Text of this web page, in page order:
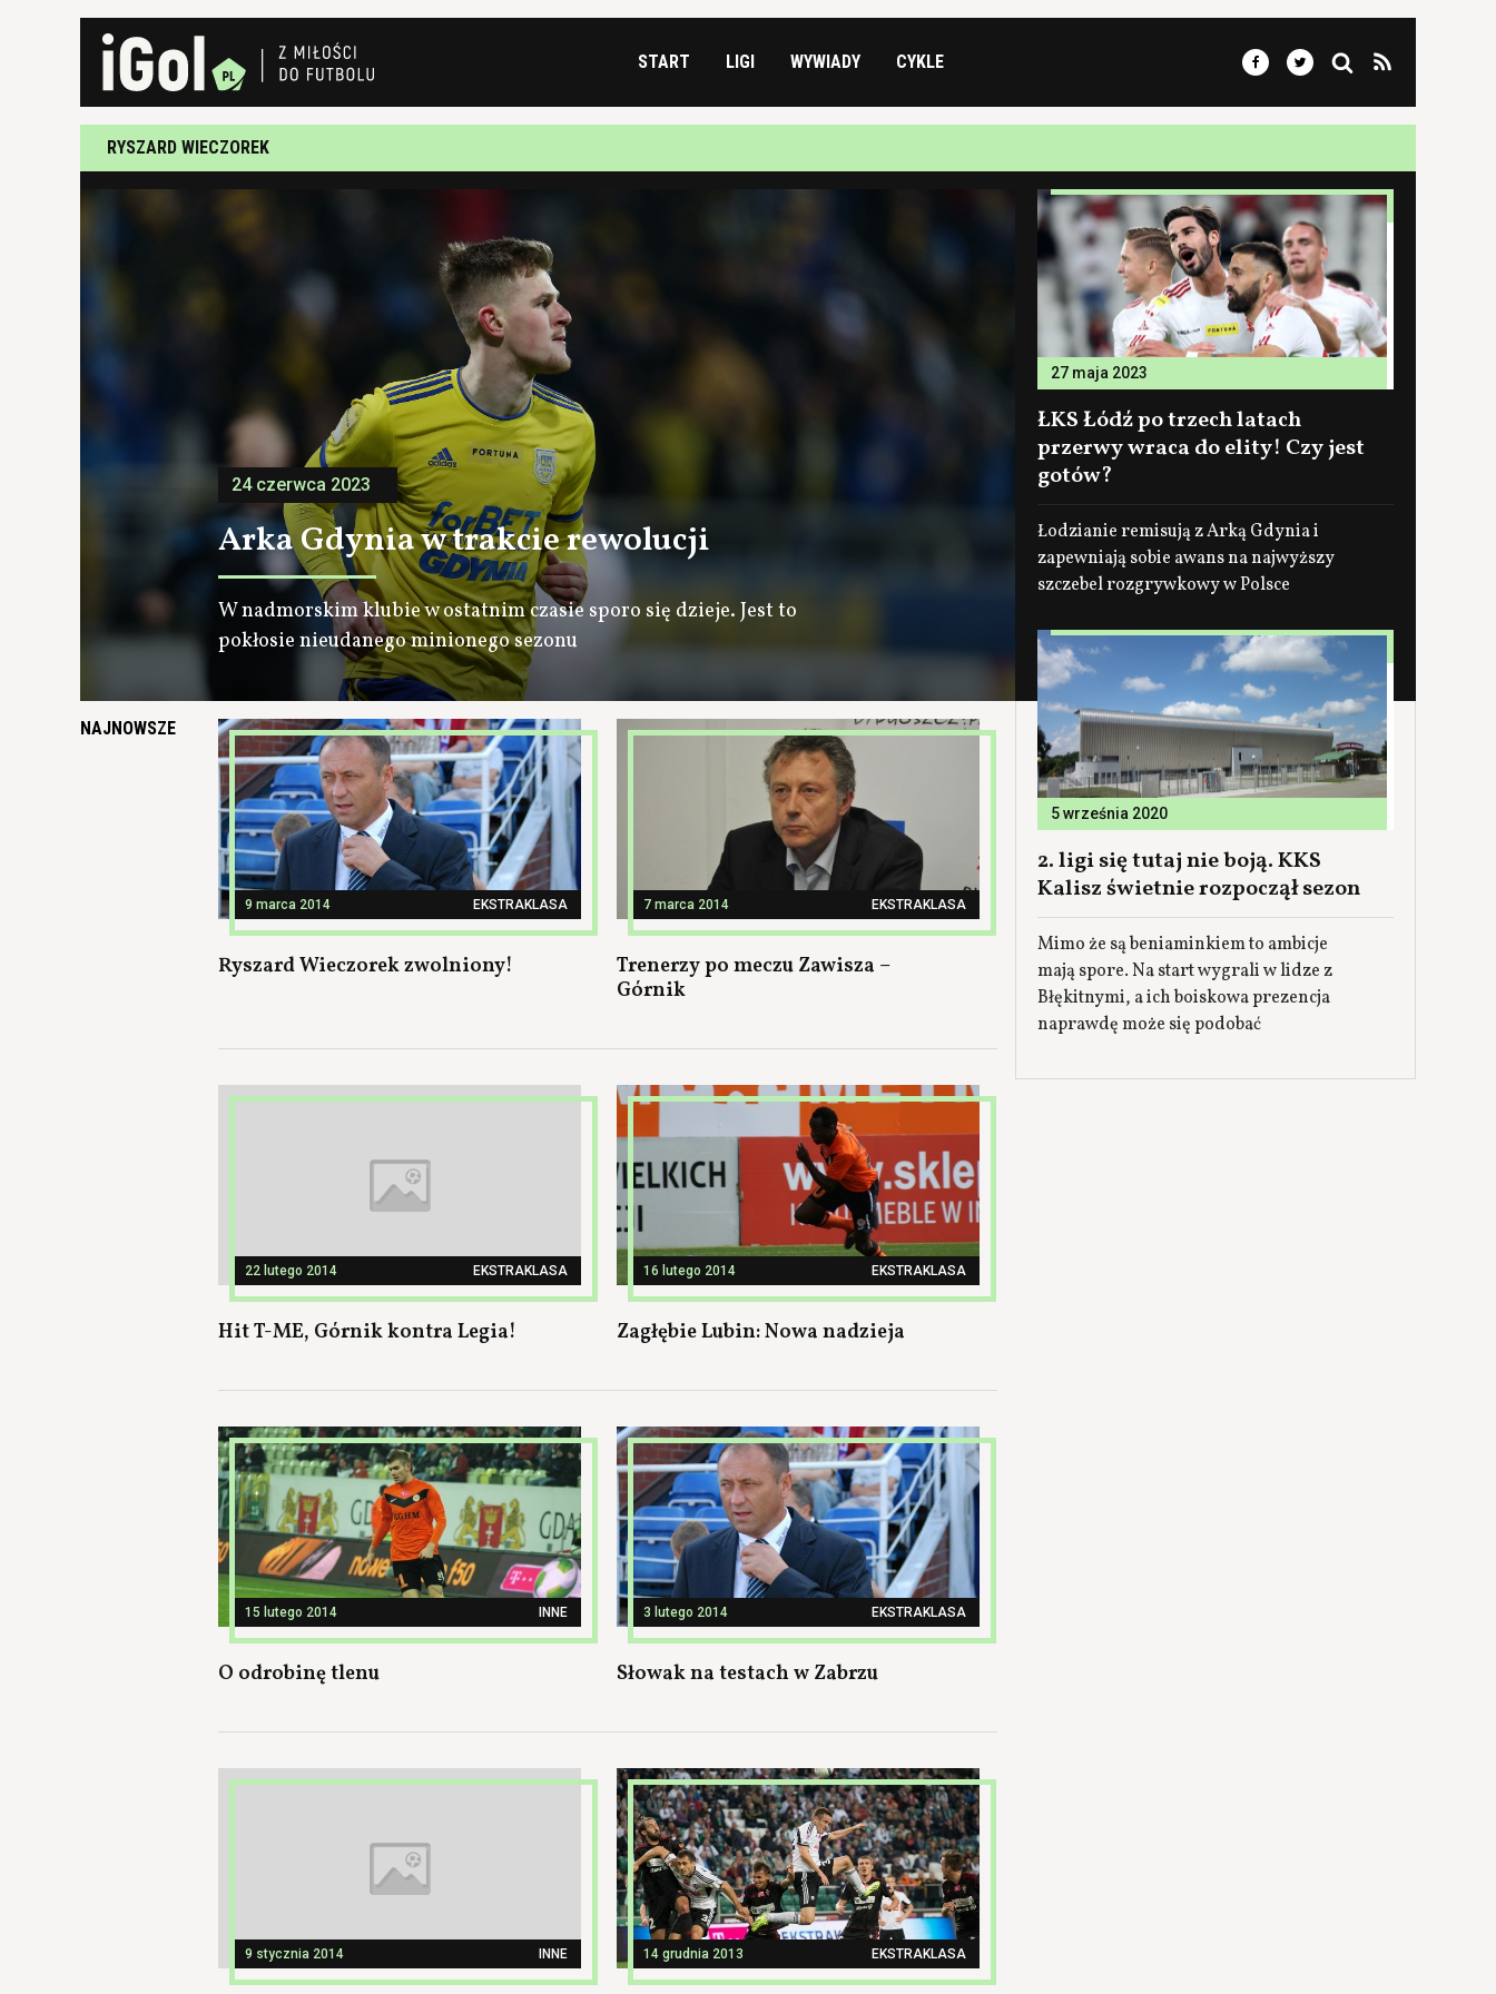
START LIGI WYWIADY CYKLE
RYSZARD WIECZOREK
24 czerwca 2023
Arka Gdynia w trakcie rewolucji
W nadmorskim klubie w ostatnim czasie sporo się dzieje. Jest to
pokłosie nieudanego minionego sezonu
27 maja 2023
ŁKS Łódź po trzech latach
przerwy wraca do elity! Czy jest
gotów?
Łodzianie remisują z Arką Gdynia i
zapewniają sobie awans na najwyższy
szczebel rozgrywkowy w Polsce
5 września 2020
2. ligi się tutaj nie boją. KKS
Kalisz świetnie rozpoczął sezon
Mimo że są beniaminkiem to ambicje
mają spore. Na start wygrali w lidze z
Błękitnymi, a ich boiskowa prezencja
naprawdę może się podobać
NAJNOWSZE
9 marca 2014 EKSTRAKLASA
Ryszard Wieczorek zwolniony!
7 marca 2014 EKSTRAKLASA
Trenerzy po meczu Zawisza –
Górnik
22 lutego 2014 EKSTRAKLASA
Hit T-ME, Górnik kontra Legia!
16 lutego 2014 EKSTRAKLASA
Zagłębie Lubin: Nowa nadzieja
15 lutego 2014 INNE
O odrobinę tlenu
3 lutego 2014 EKSTRAKLASA
Słowak na testach w Zabrzu
9 stycznia 2014 INNE 14 grudnia 2013 EKSTRAKLASA